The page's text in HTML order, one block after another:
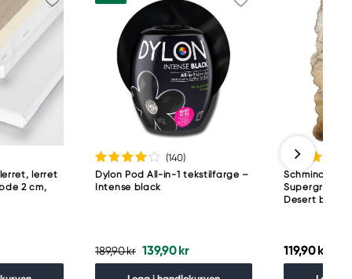
lerret
2 cm,
(140)
Dylon Pod All-in-1 tekstilfarge –
Intense black
189,90 kr 139,90 kr
Schmincke
Desert brown
119,90 kr